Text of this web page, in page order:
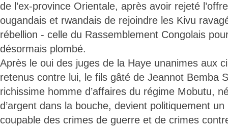
de l’ex-province Orientale, après avoir rejeté
ougandais et rwandais de rejoindre les Kivu
rébellion - celle du Rassemblement Congolais
désormais plombé.
Après le oui des juges de la Haye unanimes aux
retenus contre lui, le fils gâté de Jeannot Bemba
richissime homme d’affaires du régime Mobutu,
d’argent dans la bouche, devient politiquement
coupable des crimes de guerre et de crimes